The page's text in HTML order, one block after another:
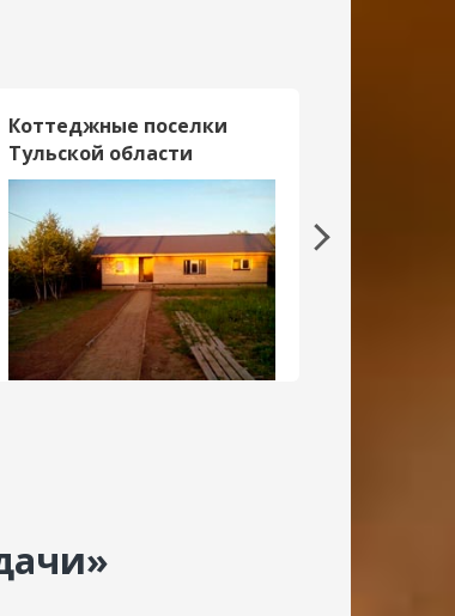
Коттеджные поселки
Тульской области